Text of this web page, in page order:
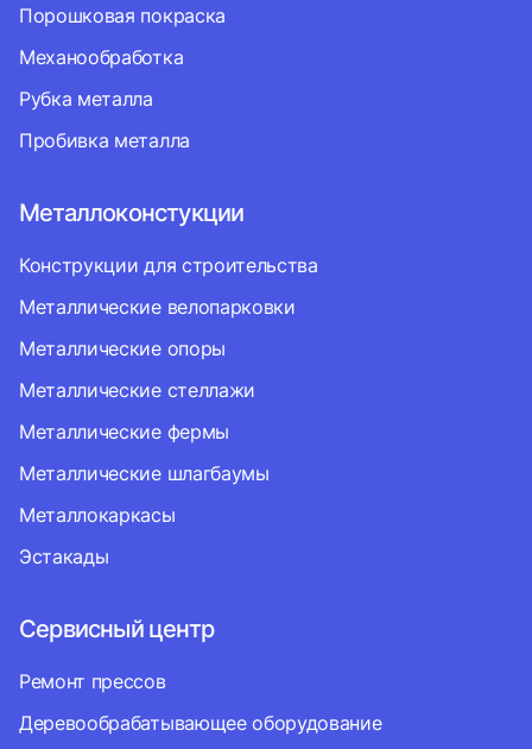
Порошковая покраска
Механообработка
Рубка металла
Пробивка металла
Металлоконстукции
Конструкции для строительства
Металлические велопарковки
Металлические опоры
Металлические стеллажи
Металлические фермы
Металлические шлагбаумы
Металлокаркасы
Эстакады
Сервисный центр
Ремонт прессов
Деревообрабатывающее оборудование